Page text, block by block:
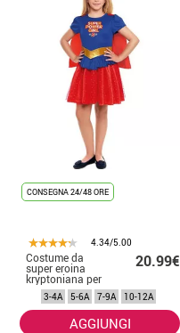
CONSEGNA 24/48 ORE
4.34/5.00
Costume da
super eroina
kryptoniana per
bambina
20.99€
3-4A 5-6A 7-9A 10-12A
AGGIUNGI